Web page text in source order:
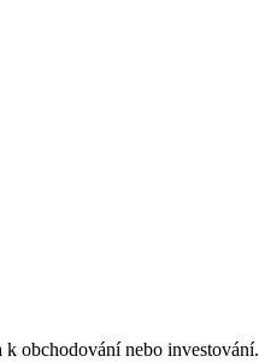
obchodování nebo investování.